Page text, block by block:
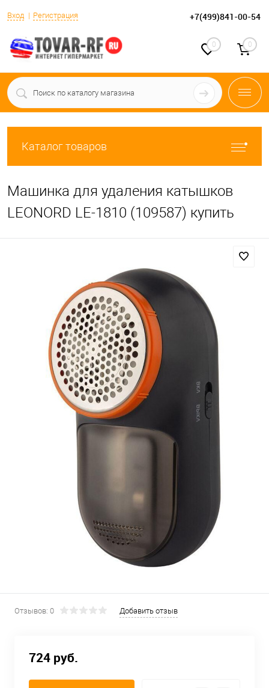
Вход Регистрация +7(499)841-00-54
0 0
Каталог товаров
Машинка для удаления катышков
LEONORD LE-1810 (109587) купить
Отзывов: 0 Добавить отзыв
724 руб.